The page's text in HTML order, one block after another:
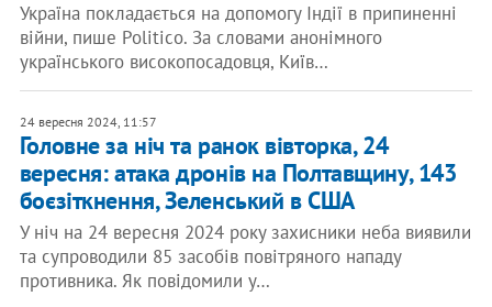
Україна покладається на допомогу Індії в припиненні
війни, пише Politico. За словами анонімного
українського високопосадовця, Київ…
24 вересня 2024, 11:57
Головне за ніч та ранок вівторка, 24
вересня: атака дронів на Полтавщину, 143
боєзіткнення, Зеленський в США
У ніч на 24 вересня 2024 року захисники неба виявили
та супроводили 85 засобів повітряного нападу
противника. Як повідомили у…